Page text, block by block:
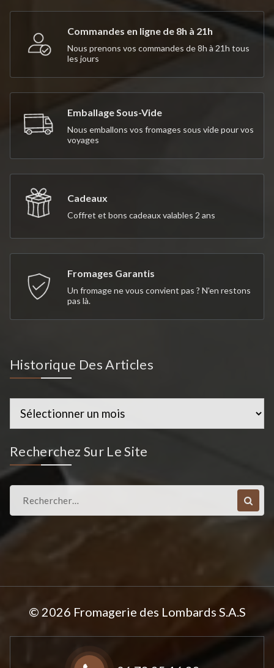
Commandes en ligne de 8h à 21h
Nous prenons vos commandes de 8h à 21h tous
les jours
Emballage Sous-Vide
Nous emballons vos fromages sous vide pour vos
voyages
Cadeaux
Coffret et bons cadeaux valables 2 ans
Fromages Garantis
Un fromage ne vous convient pas ? N'en restons
pas là.
Historique Des Articles
Historique
Recherchez Sur Le Site
pour :
© 2026 Fromagerie des Lombards S.A.S